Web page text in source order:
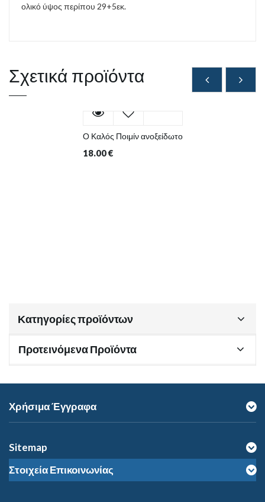
ολικό ύψος περίπου 29+5εκ.
Σχετικά προϊόντα
Ο Καλός Ποιμίν ανοξείδωτο
18.00€
Κατηγορίες προϊόντων
Προτεινόμενα Προϊόντα
Χρήσιμα Έγγραφα
Sitemap
Στοιχεία Επικοινωνίας